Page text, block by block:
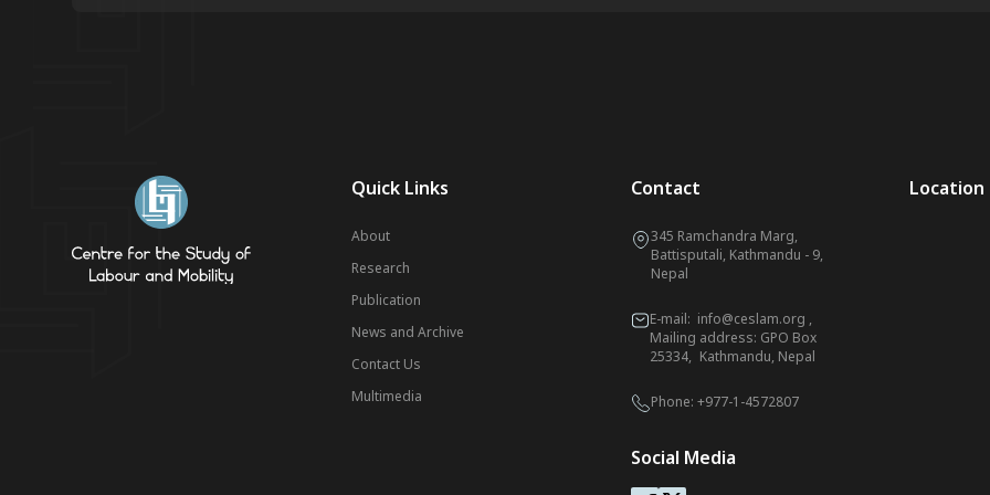
Quick Links
About
Research
Publication
News and Archive
Contact Us
Multimedia
Contact
345 Ramchandra Marg,
Battisputali, Kathmandu - 9,
Nepal
E-mail: info@ceslam.org ,
Mailing address: GPO Box
25334, Kathmandu, Nepal
Phone: +977-1-4572807
Social Media
Location